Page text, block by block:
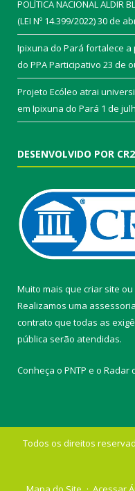
POLÍTICA NACIONAL ALDIR
(LEI Nº 14.399/2022)30 de
Ipixuna do Pará fortalece
do PPA Participativo 23 de
Projeto Ecóleo atrai
em Ipixuna do Pará 1 de
DESENVOLVIDO POR CR2
Muito mais que criar site ou
Realizamos uma assessoria
contrato que todas as
pública serão atendidas.
Conheça o PNTP e o Radar
Todos os direitos